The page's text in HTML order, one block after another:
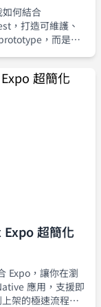
何結合
，打造可維護、
，而是真
超簡化
Expo，讓你在瀏
應用，支援即
架的極速流程，